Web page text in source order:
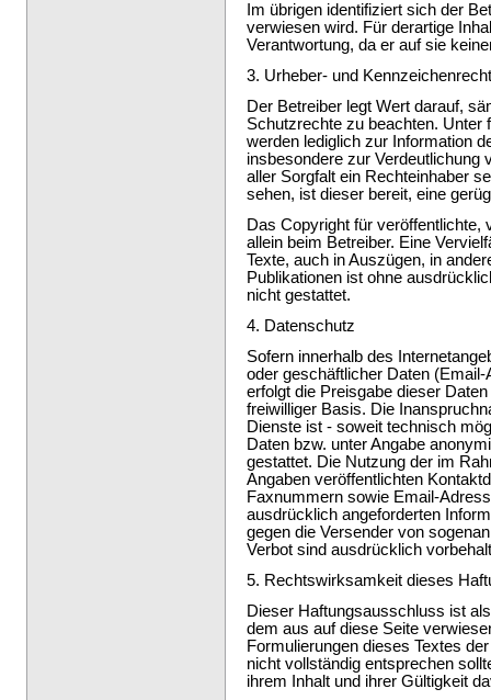
Im übrigen identifiziert sich der
verwiesen wird. Für derartige
Verantwortung, da er auf sie
3. Urheber- und Kennzeichenrecht
Der Betreiber legt Wert darauf,
Schutzrechte zu beachten. Unter
werden lediglich zur Information
insbesondere zur Verdeutlichung
aller Sorgfalt ein Rechteinhaber
sehen, ist dieser bereit, eine
Das Copyright für veröffentlichte,
allein beim Betreiber. Eine
Texte, auch in Auszügen, in
Publikationen ist ohne
nicht gestattet.
4. Datenschutz
Sofern innerhalb des
oder geschäftlicher Daten
erfolgt die Preisgabe dieser
freiwilliger Basis. Die
Dienste ist - soweit technisch
Daten bzw. unter Angabe
gestattet. Die Nutzung der im
Angaben veröffentlichten
Faxnummern sowie Email-
ausdrücklich angeforderten
gegen die Versender von
Verbot sind ausdrücklich
5. Rechtswirksamkeit dieses
Dieser Haftungsausschluss ist
dem aus auf diese Seite
Formulierungen dieses Textes
nicht vollständig entsprechen
ihrem Inhalt und ihrer Gültigkeit